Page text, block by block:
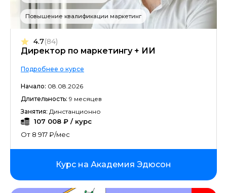
Повышение квалификации маркетинг
Директор по маркетингу + ИИ
4.7(84)
Подробнее о курсе
Начало: 08.08.2026
Длительность: 9 месяцев
Занятия: Динстанционно
107 008 ₽ / курс
От 8 917 ₽/мес
Курс на Академия Эдюсон